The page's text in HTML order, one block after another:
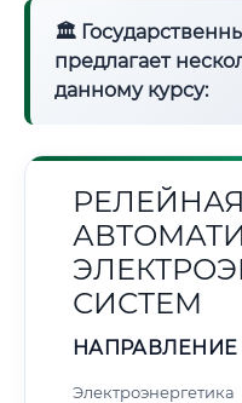
🏛
предлагает
данному курсу:
СИСТЕМ
Электроэнергетика